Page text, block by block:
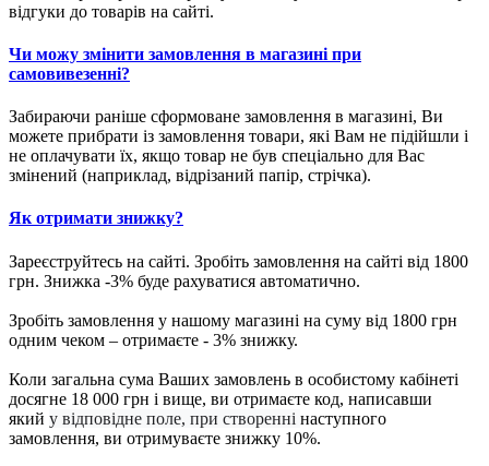
відгуки до товарів на сайті.
Чи можу змінити замовлення в магазині при
самовивезенні?
Забираючи раніше сформоване замовлення в магазині, Ви
можете прибрати із замовлення товари, які Вам не підійшли і
не оплачувати їх, якщо товар не був спеціально для Вас
змінений (наприклад, відрізаний папір, стрічка).
Як отримати знижку?
Зареєструйтесь на сайті. Зробіть замовлення на сайті від 1800
грн. Знижка -3% буде рахуватися автоматично.
Зробіть замовлення у нашому магазині на суму від 1800 грн
одним чеком – отримаєте - 3% знижку.
Коли загальна сума Ваших замовлень в особистому кабінеті
досягне 18 000 грн і вище, ви отримаєте код, написавши
який у відповідне поле, при створенні наступного
замовлення, ви отримуваєте знижку 10%.